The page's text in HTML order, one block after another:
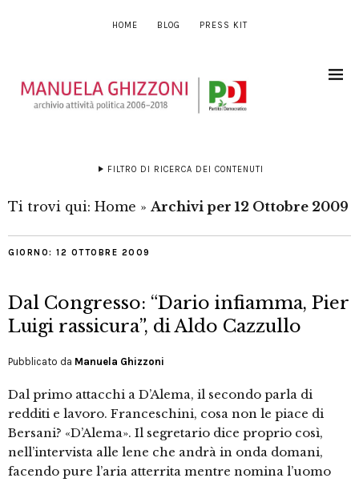
HOME BLOG PRESS KIT
FILTRO DI RICERCA DEI CONTENUTI
Ti trovi qui: Home » Archivi per 12 Ottobre 2009
GIORNO: 12 OTTOBRE 2009
Dal Congresso: “Dario infiamma, Pier
Luigi rassicura”, di Aldo Cazzullo
Pubblicato da Manuela Ghizzoni
Dal primo attacchi a D’Alema, il secondo parla di
redditi e lavoro. Franceschini, cosa non le piace di
Bersani? «D’Alema». Il segretario dice proprio così,
nell’intervista alle lene che andrà in onda domani,
facendo pure l’aria atterrita mentre nomina l’uomo